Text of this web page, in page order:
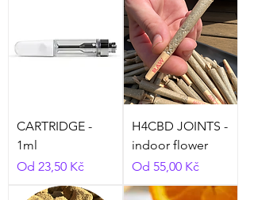
CARTRIDGE -
1ml
Od 23,50 Kč
Zvýhodněná cena
H4CBD JOINTS -
indoor flower
Od 55,00 Kč
Zvýhodněná cena